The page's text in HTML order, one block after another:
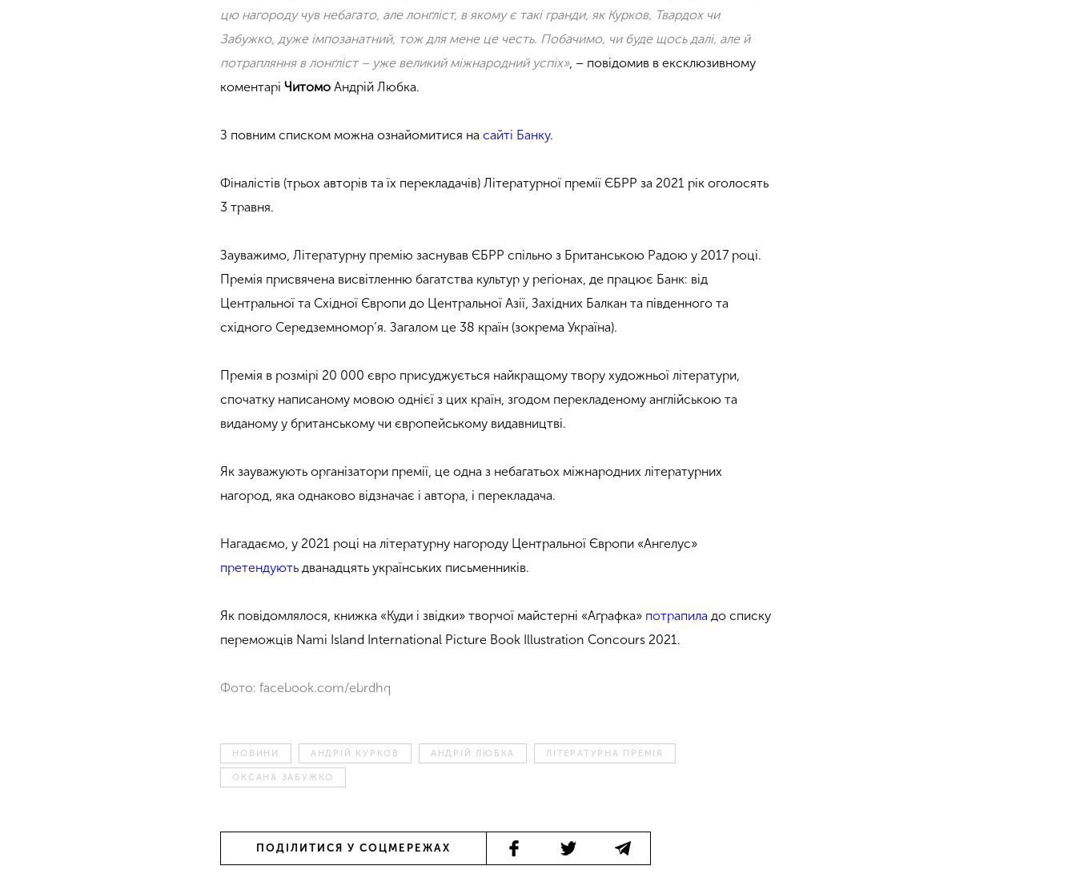
цю нагороду чув небагато, але лонґліст, в якому є такі гранди, як Курков, Твардох чи
Забужко, дуже імпозанатний, тож для мене це честь. Побачимо, чи буде щось далі, але й
потрапляння в лонґліст – уже великий міжнародний успіх», – повідомив в ексклюзивному
коментаріЧитомо Андрій Любка.
З повним списком можна ознайомитися насайті Банку.
Фіналістів (трьох авторів та їх перекладачів) Літературної премії ЄБРР за 2021 рік оголосять
3 травня.
Зауважимо, Літературну премію заснував ЄБРР спільно з Британською Радою у 2017 році.
Премія присвячена висвітленню багатства культур у регіонах, де працює Банк: від
Центральної та Східної Європи до Центральної Азії, Західних Балкан та південного та
східного Середземномор’я. Загалом це 38 країн (зокрема Україна).
Премія в розмірі 20 000 євро присуджується найкращому твору художньої літератури,
спочатку написаному мовою однієї з цих країн, згодом перекладеному англійською та
виданому у британському чи європейському видавництві.
Як зауважують організатори премії, це одна з небагатьох міжнародних літературних
нагород, яка однаково відзначає і автора, і перекладача.
Нагадаємо, у 2021 році на літературну нагороду Центральної Європи «Ангелус»
претендують дванадцять українських письменників.
Як повідомлялося, книжка «Куди і звідки» творчої майстерні «Аґрафка» потрапила до списку
переможців Nami Island International Picture Book Illustration Concours 2021.
Фото: facebook.com/ebrdhq
НОВИНИ АНДРІЙ КУРКОВ АНДРІЙ ЛЮБКА ЛІТЕРАТУРНА ПРЕМІЯ
ОКСАНА ЗАБУЖКО
ПОДІЛИТИСЯ У СОЦМЕРЕЖАХ